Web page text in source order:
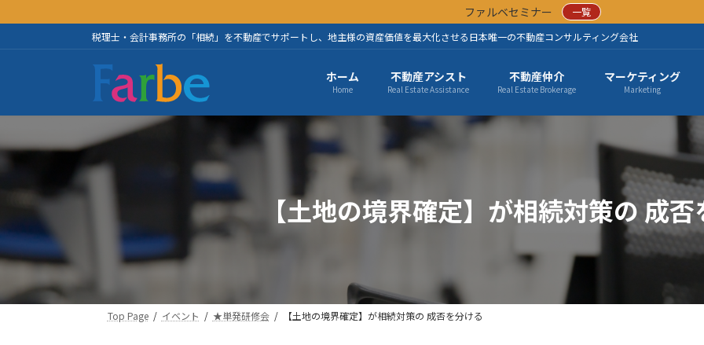
ン
テ
ス
キ
ビ
ゲ
ン
に
ファルベセミナー
一覧
税理士・会計事務所の「相続」を不動産でサポートし、地主様の資産価値を最大化させる日本唯一の不動産コンサルティング会社
ホーム
Home
不動産アシスト
Real Estate Assistance
不動産仲介
Real Estate Brokerage
マーケティング
Marketing
【土地の境界確定】が相続対策の 成
Top Page イベント ★単発研修会 【土地の境界確定】が相続対策の 成否を分ける